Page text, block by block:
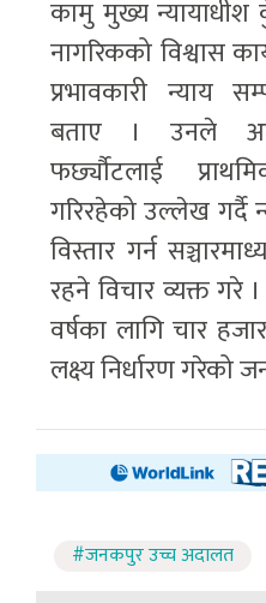
कामु मुख्य न्यायाधीश
नागरिकको विश्वास
प्रभावकारी न्याय
बताए । उनले
फर्छ्यौटलाई
गरिरहेको उल्लेख गर्दै
विस्तार गर्न
रहने विचार व्यक्त
वर्षका लागि चार
लक्ष्य निर्धारण गरेको
#जनकपुर उच्च अदालत